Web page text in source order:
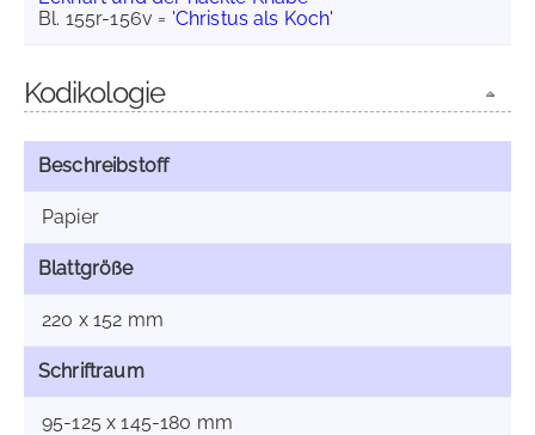
Bl. 155r-156v = 'Christus als Koch'
Kodikologie
Beschreibstoff
Papier
Blattgröße
220 x 152 mm
Schriftraum
95-125 x 145-180 mm